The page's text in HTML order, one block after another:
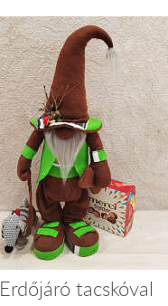
Erdőjáró tacskóval